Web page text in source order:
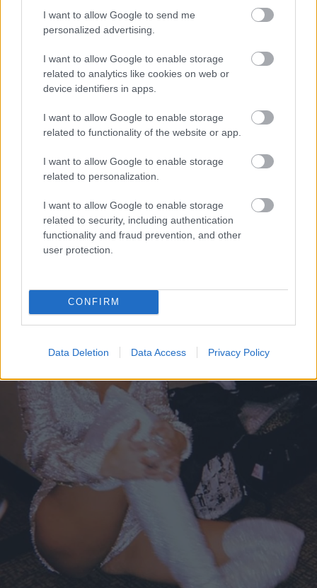
I want to allow Google to send me
personalized advertising.
I want to allow Google to enable storage
related to analytics like cookies on web or
device identifiers in apps.
I want to allow Google to enable storage
related to functionality of the website or app.
I want to allow Google to enable storage
related to personalization.
I want to allow Google to enable storage
related to security, including authentication
functionality and fraud prevention, and other
user protection.
CONFIRM
Data Deletion Data Access Privacy Policy
Miley Cyrus
Ezt olvastad már? Miley Cyrus visszatért a vörös
szőnyegre és szebb, mint valaha!